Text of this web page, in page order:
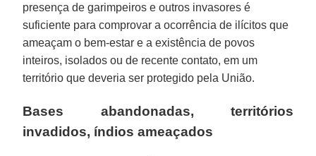
presença de garimpeiros e outros invasores é
suficiente para comprovar a ocorrência de ilícitos que
ameaçam o bem-estar e a existência de povos
inteiros, isolados ou de recente contato, em um
território que deveria ser protegido pela União.
Bases abandonadas, territórios
invadidos, índios ameaçados